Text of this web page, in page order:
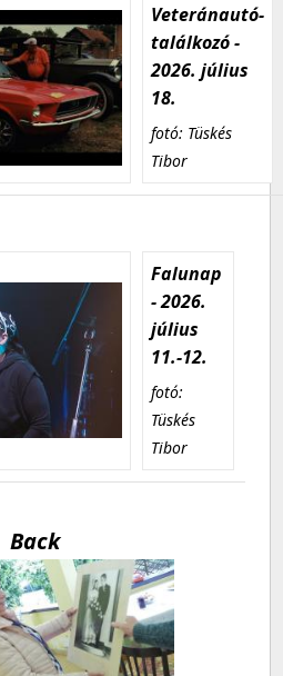
Veteránautó-
találkozó -
2026. július
18.
fotó: Tüskés
Tibor
Falunap
- 2026.
július
11.-12.
fotó:
Tüskés
Tibor
Back